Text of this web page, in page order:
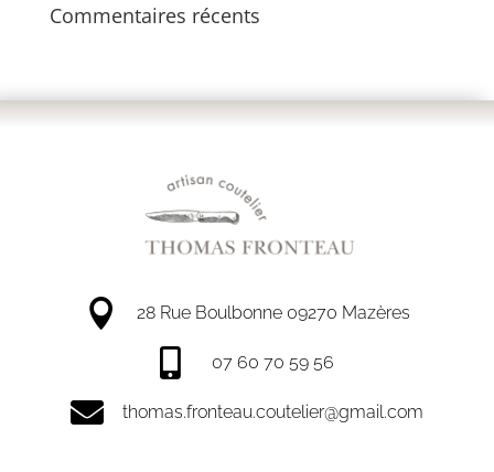
Commentaires récents
 28 Rue Boulbonne 09270 Mazères
 07 60 70 59 56
 thomas.fronteau.coutelier@gmail.com